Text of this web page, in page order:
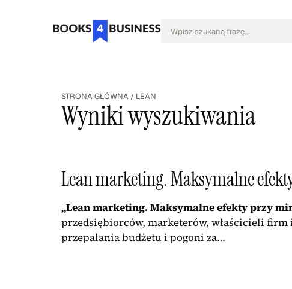
STRONA GŁÓWNA / LEAN
Wyniki wyszukiwania
Lean marketing. Maksymalne
„Lean marketing. Maksymalne efekty przy
przedsiębiorców, marketerów, właścicieli
przepalania budżetu i pogoni za…